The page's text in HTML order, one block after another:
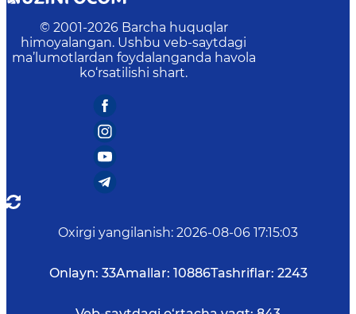
© 2001-2026 Barcha huquqlar
himoyalangan. Ushbu veb-saytdagi
ma’lumotlardan foydalanganda havola
ko‘rsatilishi shart.
Oxirgi yangilanish: 2026-08-06 17:15:03
Onlayn: 33Amallar: 10886Tashriflar: 2243